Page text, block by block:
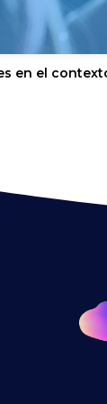
en el